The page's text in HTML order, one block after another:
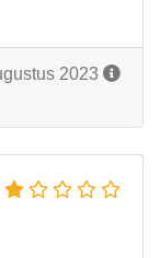
2023